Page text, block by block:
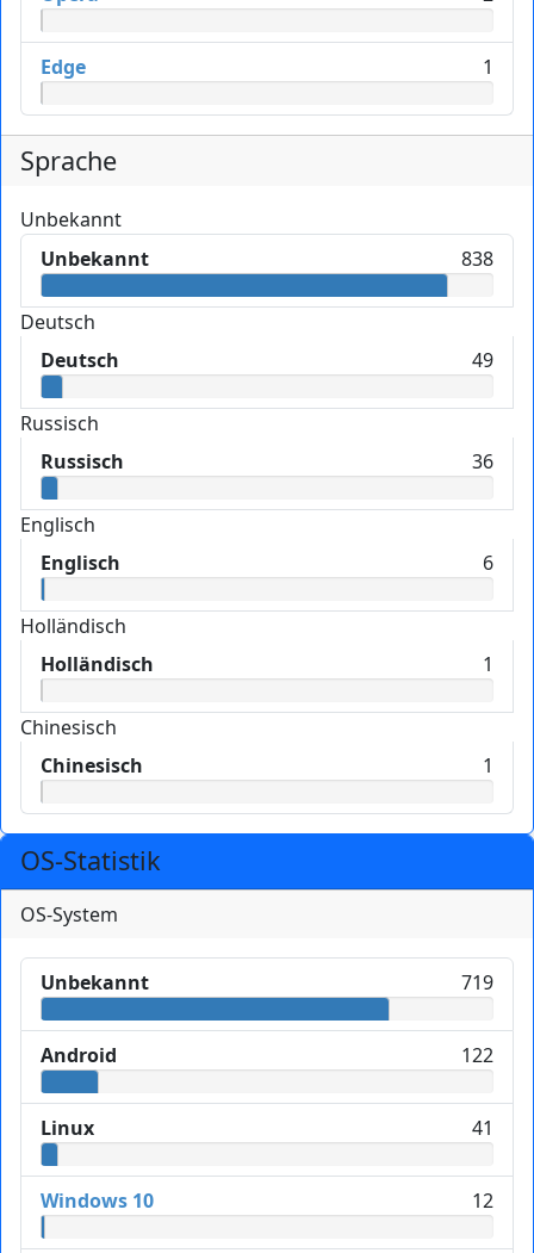
Edge 1
Sprache
Unbekannt
Unbekannt
838
Deutsch
Deutsch
49
Russisch
Russisch
36
Englisch
Englisch
6
Holländisch
Holländisch
1
Chinesisch
Chinesisch
1
OS-Statistik
OS-System
Unbekannt 719
Android 122
Linux 41
Windows 10 12